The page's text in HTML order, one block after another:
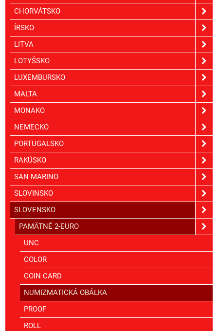
CHORVÁTSKO
ÍRSKO
LITVA
LOTYŠSKO
LUXEMBURSKO
MALTA
MONAKO
NEMECKO
PORTUGALSKO
RAKÚSKO
SAN MARINO
SLOVINSKO
SLOVENSKO
PAMÄTNÉ 2-EURO
UNC
COLOR
COIN CARD
NUMIZMATICKÁ OBÁLKA
PROOF
ROLL